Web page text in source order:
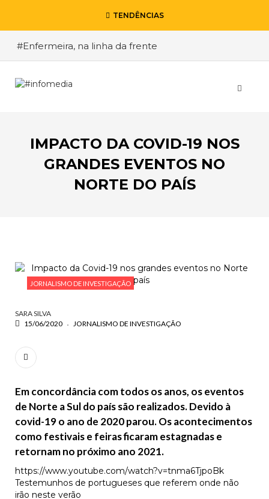
TENDÊNCIAS
#Enfermeira, na linha da frente
#Viver a Covid entre Itália e o Brasil
#O relato de um motorista de pesados, a história
de quem anda cá e lá
IMPACTO DA COVID-19 NOS
GRANDES EVENTOS NO
NORTE DO PAÍS
ESCREVA O QUE PROCURA E PRIMA ENTER
JORNALISMO DE INVESTIGAÇÃO
SARA SILVA
15/06/2020
JORNALISMO DE INVESTIGAÇÃO
Em concordância com todos os anos, os eventos
de Norte a Sul do país são realizados. Devido à
covid-19 o ano de 2020 parou. Os acontecimentos
como festivais e feiras ficaram estagnadas e
retornam no próximo ano 2021.
https://www.youtube.com/watch?v=tnma6TjpoBk
Testemunhos de portugueses que referem onde não
irão neste verão